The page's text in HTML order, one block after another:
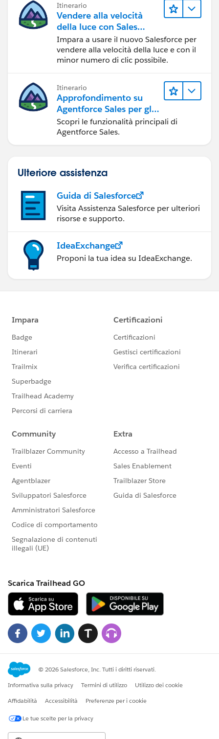
Itinerario
Vendere alla velocità
della luce con Sales
Cloud
Impara a usare il nuovo Salesforce per
vendere alla velocità della luce e con il
minor numero di clic possibile.
Itinerario
Approfondimento su
Agentforce Sales per gli
amministratori
Scopri le funzionalità principali di
Agentforce Sales.
Ulteriore assistenza
Guida di Salesforce
Visita Assistenza Salesforce per ulteriori
risorse e supporto.
IdeaExchange
Proponi la tua idea su IdeaExchange.